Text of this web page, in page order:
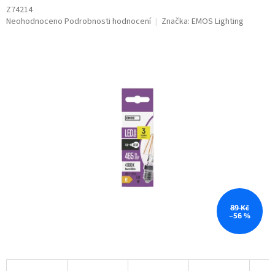
Z74214
Průměrné
Neohodnoceno Podrobnosti hodnocení Značka: EMOS Lighting
89 Kč
–56 %